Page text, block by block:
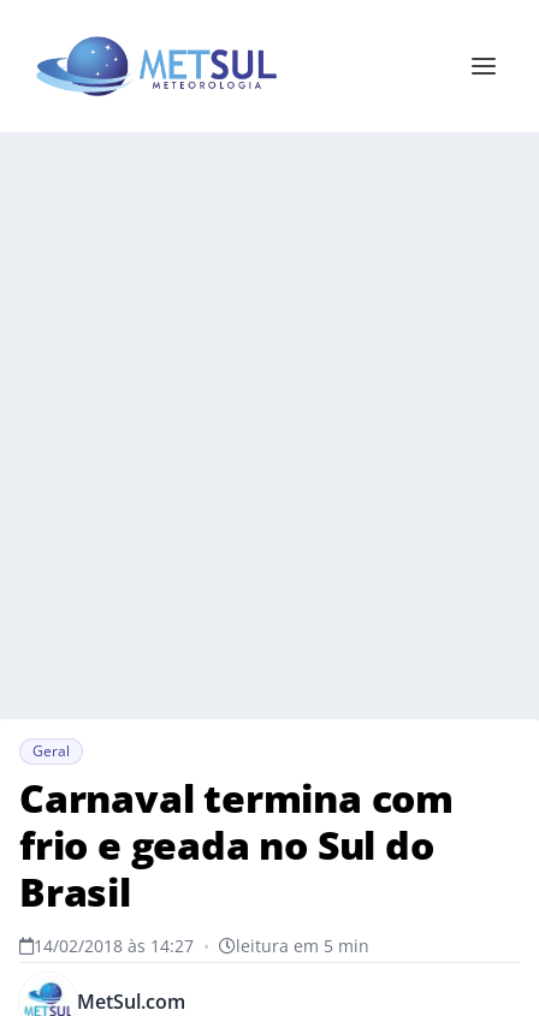
Geral
Carnaval termina com
frio e geada no Sul do
Brasil
14/02/2018 às 14:27 • leitura em 5 min
MetSul.com